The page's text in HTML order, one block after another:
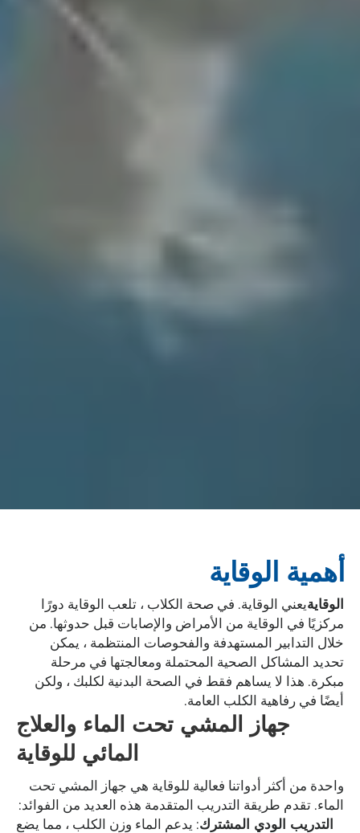
أهمية الوقاية
الوقايةيعني الوقاية. في صحة الكلاب ، تلعب الوقاية دورًا
مركزيًا في الوقاية من الأمراض والإصابات قبل حدوثها. من
خلال التدابير المستهدفة والفحوصات المنتظمة ، يمكن
تحديد المشاكل الصحية المحتملة ومعالجتها في مرحلة
مبكرة. هذا لا يساهم فقط في الصحة البدنية لكلبك ، ولكن
أيضًا في رفاهية الكلب العامة.
جهاز المشي تحت الماء والعلاج
المائي للوقاية
واحدة من أكثر أدواتنا فعالية للوقاية هي جهاز المشي تحت
الماء. تقدم طريقة التدريب المتقدمة هذه العديد من الفوائد:
التدريب الودي المشترك: يدعم الماء وزن الكلب ، مما يضع